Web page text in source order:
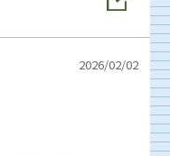
2026/02/02